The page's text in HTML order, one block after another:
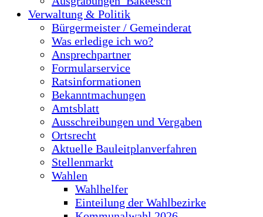
Verwaltung & Politik
Bürgermeister / Gemeinderat
Was erledige ich wo?
Ansprechpartner
Formularservice
Ratsinformationen
Bekanntmachungen
Amtsblatt
Ausschreibungen und Vergaben
Ortsrecht
Aktuelle Bauleitplanverfahren
Stellenmarkt
Wahlen
Wahlhelfer
Einteilung der Wahlbezirke